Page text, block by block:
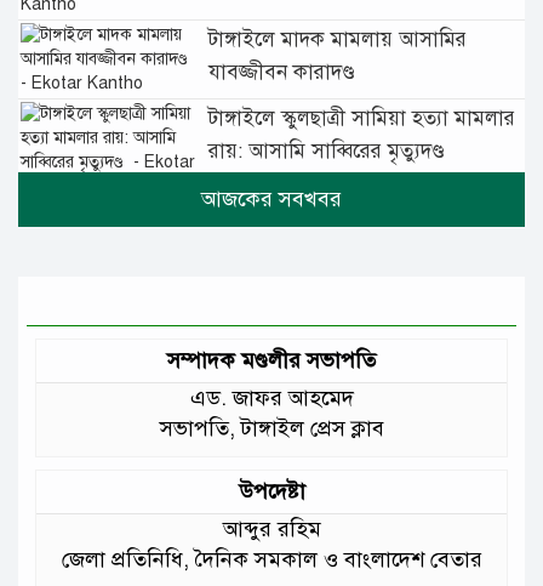
টাঙ্গাইলে মাদক মামলায় আসামির
যাবজ্জীবন কারাদণ্ড
টাঙ্গাইলে স্কুলছাত্রী সামিয়া হত্যা মামলার
রায়: আসামি সাব্বিরের মৃত্যুদণ্ড
টানা বৃষ্টিতে টাঙ্গাইলে বিপর্যস্ত জনজীবন
এখন টাঙ্গাইলে
জেলার মানুষের উন্নত স্বাস্থ্যসেবায় সর্বোচ্চ
গুরুত্ব দিয়ে কাজ করছি: প্রতিমন্ত্রী টুকু
আমাদের চার পাশে ব্যাঙের ছাতার মতো
গড়ে উঠছে মাদ্রাসা ও কিন্ডার গার্ডেন
:মুক্তিযুদ্ধ বিষয়কমন্ত্রী
সম্পাদক মণ্ডলীর সভাপতি
এড. জাফর আহমেদ
সভাপতি, টাঙ্গাইল প্রেস ক্লাব
উপদেষ্টা
আব্দুর রহিম
জেলা প্রতিনিধি, দৈনিক সমকাল ও বাংলাদেশ বেতার